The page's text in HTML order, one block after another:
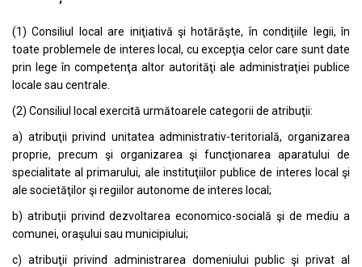
(1) Consiliul local are iniţiativă şi hotărăşte, în condiţiile legii, în
toate problemele de interes local, cu excepţia celor care sunt date
prin lege în competenţa altor autorităţi ale administraţiei publice
locale sau centrale.
(2) Consiliul local exercită următoarele categorii de atribuţii:
a) atribuţii privind unitatea administrativ-teritorială, organizarea
proprie, precum şi organizarea şi funcţionarea aparatului de
specialitate al primarului, ale instituţiilor publice de interes local şi
ale societăţilor şi regiilor autonome de interes local;
b) atribuţii privind dezvoltarea economico-socială şi de mediu a
comunei, oraşului sau municipiului;
c) atribuţii privind administrarea domeniului public şi privat al